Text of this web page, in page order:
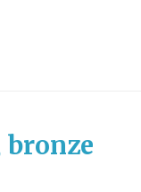
bronze